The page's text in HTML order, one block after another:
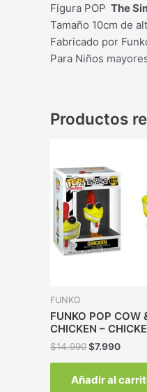
Figura POP The
Tamaño 10cm de
Fabricado por
Para Niños
Productos
FUNKO
FUNKO POP COW
CHICKEN –
$14.990$7.990
Añadir al